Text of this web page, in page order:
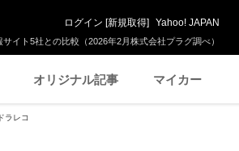
イト5社との比較（2026年2月株式会社プラグ調べ）
ログイン [新規取得] Yahoo! JAPAN
オリジナル記事 マイカー
ラレコ